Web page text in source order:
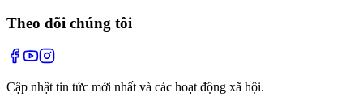
Theo dõi chúng tôi
Cập nhật tin tức mới nhất và các hoạt động xã hội.